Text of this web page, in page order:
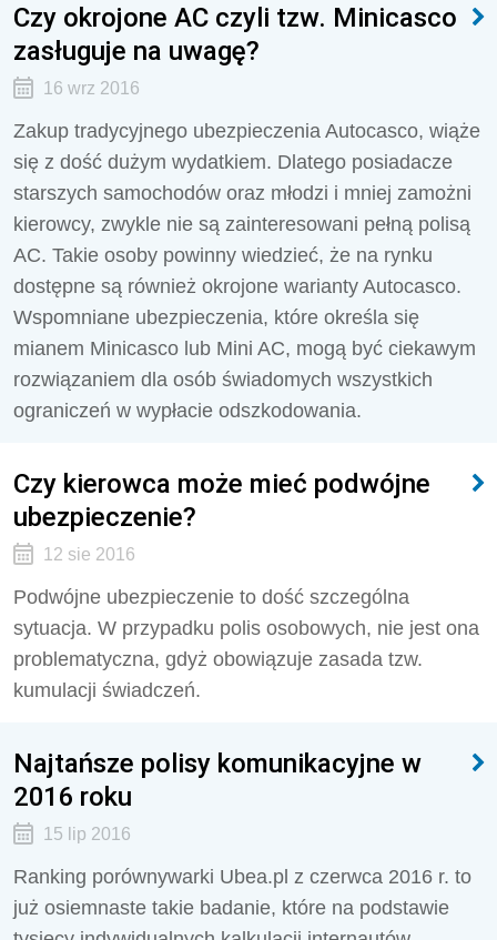
Czy okrojone AC czyli tzw. Minicasco
zasługuje na uwagę?
16 wrz 2016
Zakup tradycyjnego ubezpieczenia Autocasco, wiąże
się z dość dużym wydatkiem. Dlatego posiadacze
starszych samochodów oraz młodzi i mniej zamożni
kierowcy, zwykle nie są zainteresowani pełną polisą
AC. Takie osoby powinny wiedzieć, że na rynku
dostępne są również okrojone warianty Autocasco.
Wspomniane ubezpieczenia, które określa się
mianem Minicasco lub Mini AC, mogą być ciekawym
rozwiązaniem dla osób świadomych wszystkich
ograniczeń w wypłacie odszkodowania.
Czy kierowca może mieć podwójne
ubezpieczenie?
12 sie 2016
Podwójne ubezpieczenie to dość szczególna
sytuacja. W przypadku polis osobowych, nie jest ona
problematyczna, gdyż obowiązuje zasada tzw.
kumulacji świadczeń.
Najtańsze polisy komunikacyjne w
2016 roku
15 lip 2016
Ranking porównywarki Ubea.pl z czerwca 2016 r. to
już osiemnaste takie badanie, które na podstawie